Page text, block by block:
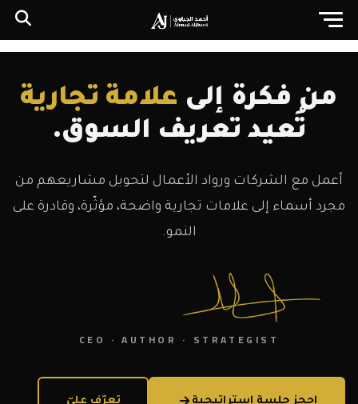
من فكرة إلى علامة تجارية
تُعيد تعريف السوق.
أعمل مع الشركات ورواد الأعمال لتحويل مشاريعهم من
مجرد أسماء إلى علامات تجارية واضحة، مؤثّرة، وقادرة على
النمو.
CEO · AUTHOR · STRATEGIST
احجز جلسة استراتيجية تعرّف عليّ